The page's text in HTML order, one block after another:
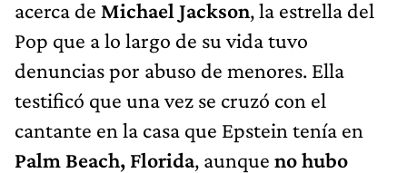
acerca de Michael Jackson, la estrella del
Pop que a lo largo de su vida tuvo
denuncias por abuso de menores. Ella
testificó que una vez se cruzó con el
cantante en la casa que Epstein tenía en
Palm Beach, Florida, aunque no hubo